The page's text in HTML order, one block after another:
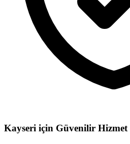
Kayseri için Güvenilir